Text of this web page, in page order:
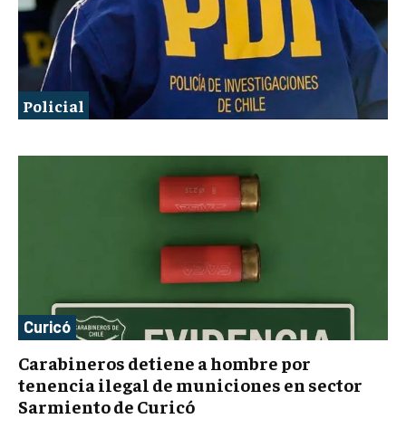
Policial
Curicó
Carabineros detiene a hombre por
tenencia ilegal de municiones en sector
Sarmiento de Curicó